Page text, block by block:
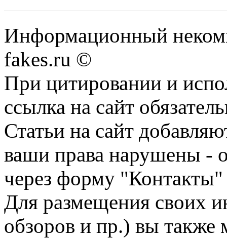
Информационный
fakes.ru ©
При цитировании и
ссылка на сайт
Статьи на сайт
ваши права нарушены -
через форму "Контакты"
Для размещения своих
обзоров и пр.) вы также